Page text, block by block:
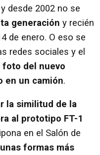
desde 2002 no se
generación y recién
de enero. O eso se
redes sociales y el
del nuevo
en un camión.
la similitud de la
al prototipo FT-1
en el Salón de
formas más